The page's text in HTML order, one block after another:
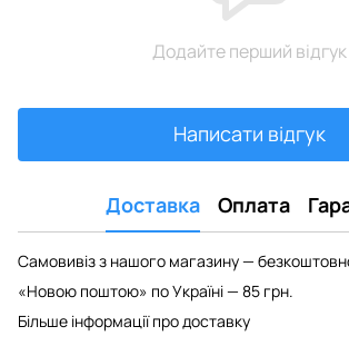
Додайте перший відгук
Написати відгук
Доставка Оплата
Самовивіз з нашого магазину —
«Новою поштою» по Україні — 85 грн.
Більше інформації про доставку